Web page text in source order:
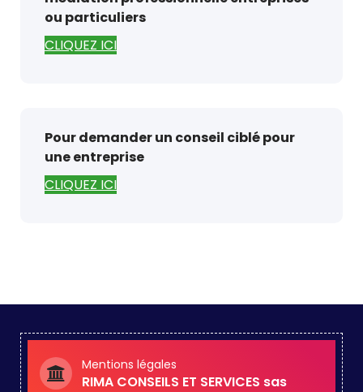
ou particuliers
CLIQUEZ ICI
Pour demander un conseil ciblé pour
une entreprise
CLIQUEZ ICI
Mentions légales
RIMA CONSEILS ET SERVICES sas